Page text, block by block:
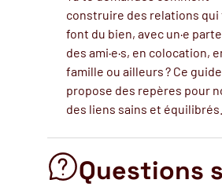
construire des relations qui
font du bien, avec un·e
des ami·e·s, en colocation,
famille ou ailleurs ? Ce
propose des repères pour
des liens sains et équilibrés.
Questions